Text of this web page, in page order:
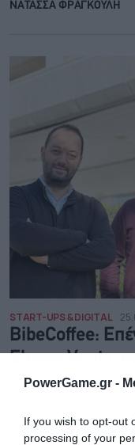
PowerGame.gr -
If you wish to opt-out
processing of your
ΝΑΤΑΣΣΑ ΦΡΑΓΚΟΥΛΗ
START-UPS & DIGITAL
BibeCoffee:
Eleven
Η BibeCoffee
Eleven Ventures,
NEWSROOM